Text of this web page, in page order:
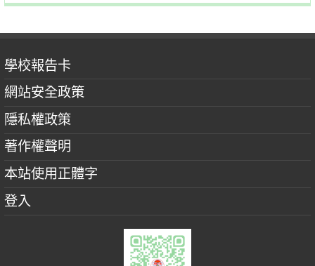
學校報告卡
網站安全政策
隱私權政策
著作權聲明
本站使用正體字
登入